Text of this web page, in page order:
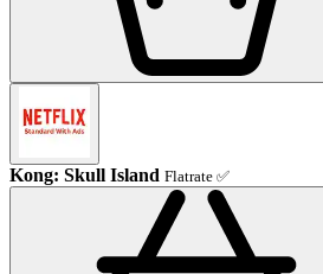
Kong: Skull Island Flatrate ✅